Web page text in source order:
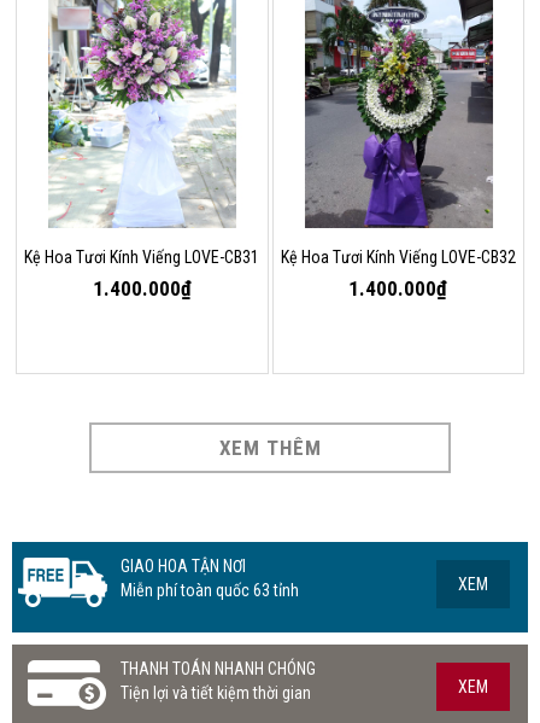
Kệ Hoa Tươi Kính Viếng LOVE-CB31
1.400.000₫
Kệ Hoa Tươi Kính Viếng LOVE-CB32
1.400.000₫
XEM THÊM
GIAO HOA TẬN NƠI
Miễn phí toàn quốc 63 tỉnh
XEM
THANH TOÁN NHANH CHÓNG
Tiện lợi và tiết kiệm thời gian
XEM